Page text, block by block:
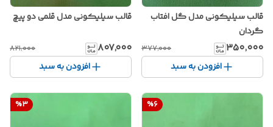
قالب سیلیکونی مدل گل افتاب
گردان
۳۵۰٬۰۰۰ ۳۷۷٬۰۰۰
افزودن به سبد
قالب سیلیکونی مدل قلمی دو پیچ
۸۰۷٬۰۰۰ ۸۲۱٬۰۰۰
افزودن به سبد
%6
%3